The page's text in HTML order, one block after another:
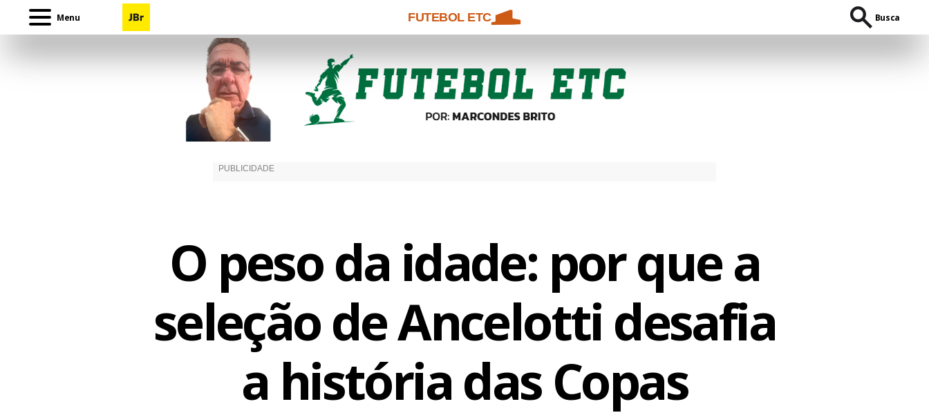
Menu FUTEBOL ETC Busca
O peso da idade: por que a
seleção de Ancelotti desafia
a história das Copas